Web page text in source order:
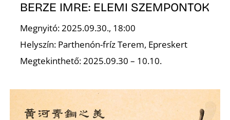
BERZE IMRE: ELEMI SZEMPONTOK
Megnyitó: 2025.09.30., 18:00
Helyszín: Parthenón-fríz Terem, Epreskert
Megtekinthető: 2025.09.30 – 10.10.